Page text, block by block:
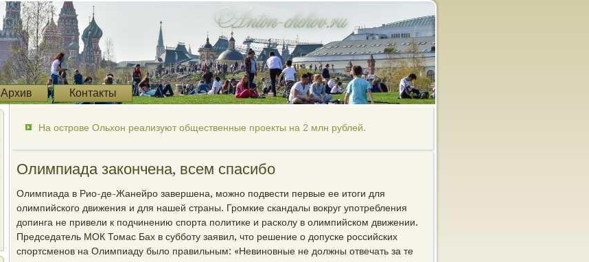
Архив Контакты
На острове Ольхон реализуют общественные проекты на 2 млн рублей.
Олимпиада закончена, всем спасибо
Олимпиада в Рио-де-Жанейро завершена, можно подвести первые ее итоги для
олимпийского движения и для нашей страны. Громкие скандалы вокруг употребления
допинга не привели к подчинению спорта политике и расколу в олимпийском движении.
Председатель МОК Томас Бах в субботу заявил, что решение о допуске российских
спортсменов на Олимпиаду было правильным: «Невиновные не должны отвечать за те